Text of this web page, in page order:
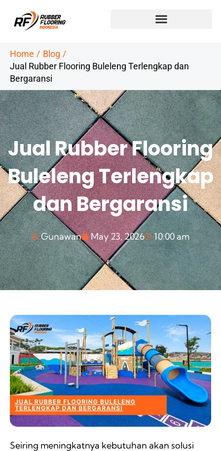
Home
Blog
Jual Rubber Flooring Buleleng Terlengkap dan
Bergaransi
Jual Rubber Flooring
Buleleng Terlengkap
dan Bergaransi
Gunawan May 23, 2026 10:00 am
Seiring meningkatnya kebutuhan akan solusi